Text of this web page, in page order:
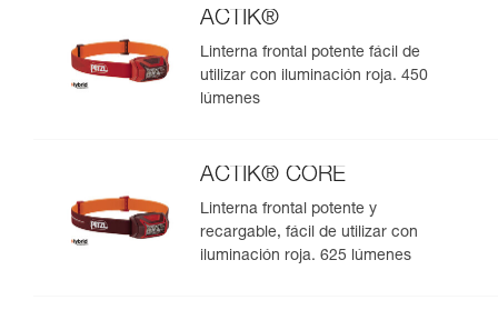
ACTIK®
Linterna frontal potente fácil de
utilizar con iluminación roja. 450
lúmenes
ACTIK® CORE
Linterna frontal potente y
recargable, fácil de utilizar con
iluminación roja. 625 lúmenes